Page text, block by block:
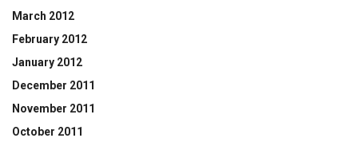
March 2012
February 2012
January 2012
December 2011
November 2011
October 2011